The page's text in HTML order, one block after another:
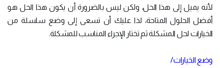
لأنه يميل إلى هذا الحل، ولكن ليس بالضرورة أن يكون هذا الحل هو
أفضل الحلول المتاحة، لذا عليك أن تسعى إلى وضع سلسلة من
الخيارات لحل المشكلة ثم تختار الإجراء المناسب للمشكلة.
وضع الخيارات/